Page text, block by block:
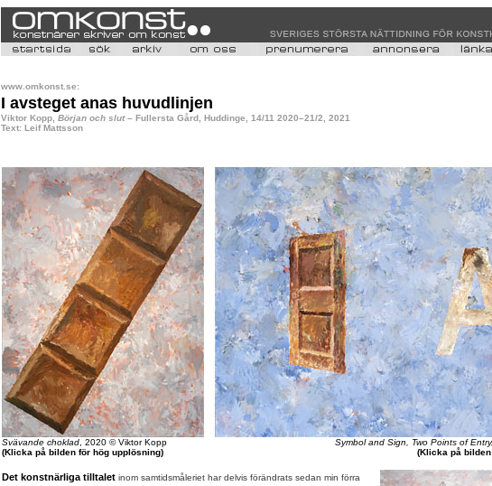
www.omkonst.se:
I avsteget anas huvudlinjen
Viktor Kopp, Början och slut– Fullersta Gård, Huddinge, 14/11 2020–21/2, 2021
Text: Leif Mattsson
Svävande choklad, 2020 © Viktor Kopp
(Klicka på bilden för hög upplösning)
Symbol and Sign, Two Points of Entry,
(Klicka på
Det konstnärliga tilltaletinom samtidsmåleriet har delvis förändrats sedan min förra